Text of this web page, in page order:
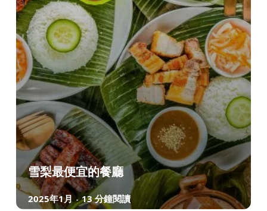
雪梨最便宜的餐廳
2025年1月 - 13 分鐘閱讀